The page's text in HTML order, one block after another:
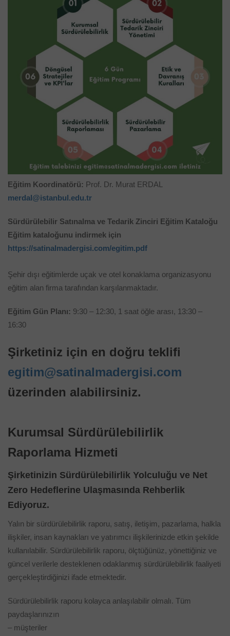
Eğitim Koordinatörü: Prof. Dr. Murat ERDAL
merdal@istanbul.edu.tr
Sürdürülebilir Satınalma ve Tedarik Zinciri Eğitim Kataloğu
Eğitim kataloğunu indirmek için
https://satinalmadergisi.com/egitim.pdf
Şehir dışı eğitimlerde uçak ve otel konaklama organizasyonu
eğitim alan firma tarafından karşılanmaktadır.
Eğitim Gün Planı: 9:30 – 12:30, 1 saat öğle arası, 13:30 –
16:30
Şirketiniz için en doğru teklifi
egitim@satinalmadergisi.com
üzerinden alabilirsiniz.
Kurumsal Sürdürülebilirlik
Raporlama Hizmeti
Şirketinizin Sürdürülebilirlik Yolculuğu ve Net
Zero Hedeflerine Ulaşmasında Rehberlik
Ediyoruz.
Yalın bir sürdürülebilirlik raporu, satış, iletişim, pazarlama, halkla
ilişkiler, insan kaynakları ve yatırımcı ilişkilerinizde etkin şekilde
kullanılabilir. Sürdürülebilirlik raporu, ölçtüğünüz, yönettiğiniz ve
güncel verilerle desteklenen odaklanmış sürdürülebilirlik faaliyeti
gerçekleştirdiğinizi ifade etmektedir.
Sürdürülebilirlik raporu kolayca anlaşılabilir olmalı. Tüm
paydaşlarınızın
– müşteriler